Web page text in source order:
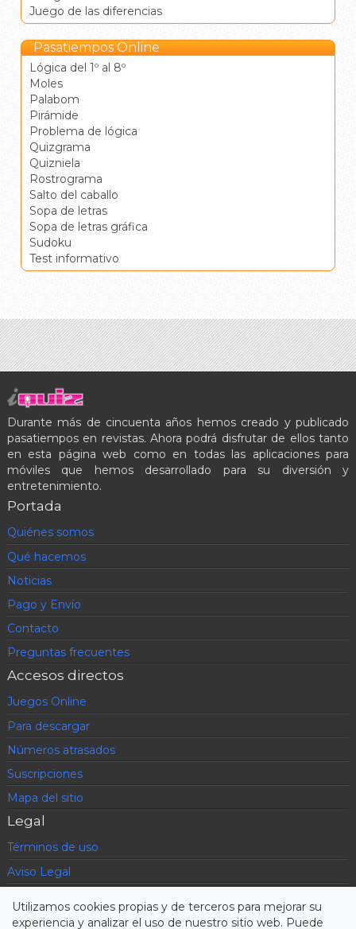
Juego de las diferencias
Pasatiempos Online
Lógica del 1º al 8º
Moles
Palabom
Pirámide
Problema de lógica
Quizgrama
Quizniela
Rostrograma
Salto del caballo
Sopa de letras
Sopa de letras gráfica
Sudoku
Test informativo
Durante más de cincuenta años hemos creado y publicado
pasatiempos en revistas. Ahora podrá disfrutar de ellos tanto
en esta página web como en todas las aplicaciones para
móviles que hemos desarrollado para su diversión y
entretenimiento.
Portada
Quiénes somos
Qué hacemos
Noticias
Pago y Envío
Contacto
Preguntas frecuentes
Accesos directos
Juegos Online
Para descargar
Números atrasados
Suscripciones
Mapa del sitio
Legal
Términos de uso
Aviso Legal
Condiciones contratación
Utilizamos cookies propias y de terceros para mejorar su
experiencia y analizar el uso de nuestro sitio web. Puede